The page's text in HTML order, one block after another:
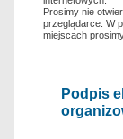
Prosimy nie
przeglądarce. W
miejscach
Podpis